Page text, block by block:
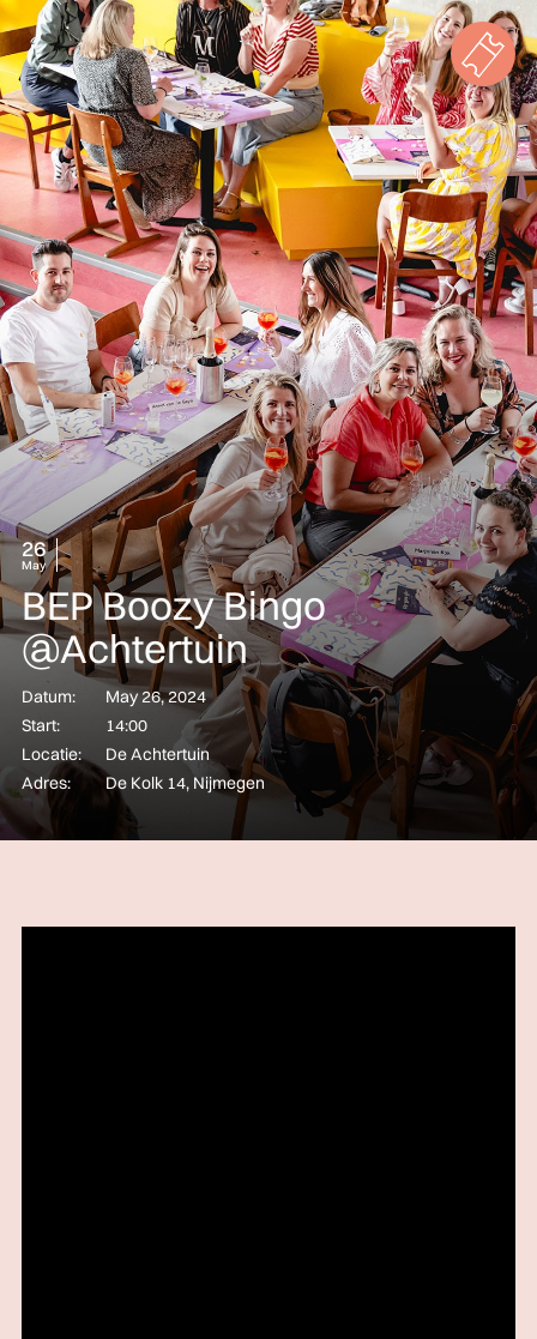
26
May
BEP Boozy Bingo
@Achtertuin
Datum:
May 26, 2024
Start:
14:00
Locatie:
De Achtertuin
Adres:
De Kolk 14, Nijmegen